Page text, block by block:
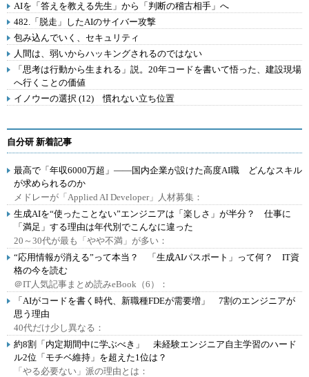
AIを「答えを教える先生」から「判断の稽古相手」へ
482.「脱走」したAIのサイバー攻撃
包み込んでいく、セキュリティ
人間は、弱いからハッキングされるのではない
「思考は行動から生まれる」説。20年コードを書いて悟った、建設現場
へ行くことの価値
イノウーの選択 (12) 慣れない立ち位置
自分研 新着記事
最高で「年収6000万超」――国内企業が設けた高度AI職 どんなスキル
が求められるのか
メドレーが「Applied AI Developer」人材募集：
生成AIを“使ったことない”エンジニアは「楽しさ」が半分？ 仕事に
「満足」する理由は年代別でこんなに違った
20～30代が最も「やや不満」が多い：
“応用情報が消える”って本当？ 「生成AIパスポート」って何？ IT資
格の今を読む
＠IT人気記事まとめ読みeBook（6）：
「AIがコードを書く時代、新職種FDEが需要増」 7割のエンジニアが
思う理由
40代だけ少し異なる：
約8割「内定期間中に学ぶべき」 未経験エンジニア自主学習のハード
ル2位「モチベ維持」を超えた1位は？
「やる必要ない」派の理由とは：